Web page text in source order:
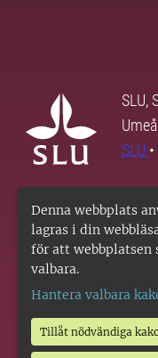
Denna webbplats
lagras i din
för att webbplatsen
valbara.
Hantera valbara
Tillåt nödvändiga
SLU,
SLU •